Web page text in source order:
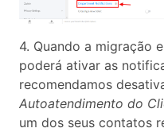
4. Quando a migração
poderá ativar as
recomendamos
Autoatendimento do
um dos seus contatos